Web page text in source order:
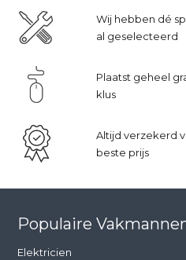
Wij hebben dé
al geselecteerd
Plaatst geheel
klus
Altijd verzekerd
beste prijs
Populaire
Elektricien